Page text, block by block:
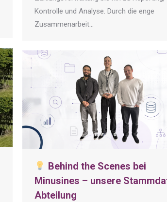
Kontrolle und Analyse. Durch die enge
Zusammenarbeit…
Behind the Scenes bei
Minusines – unsere
Abteilung